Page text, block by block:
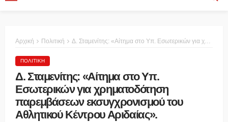
Αρχική Πολιτική Δ. Σταμενίτης: «Αίτημα στο Υπ. Εσωτερικών για χρηματοδότηση παρεμβάσεων εκσυγχρονισμού του Αθλητικού Κέντρου Αριδαίας».
ΠΟΛΙΤΙΚΉ
Δ. Σταμενίτης: «Αίτημα στο Υπ.
Εσωτερικών για χρηματοδότηση
παρεμβάσεων εκσυγχρονισμού του
Αθλητικού Κέντρου Αριδαίας».